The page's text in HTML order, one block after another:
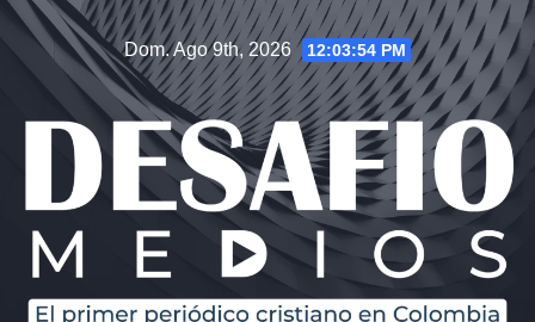
Dom. Ago 9th, 2026 12:03:55 PM